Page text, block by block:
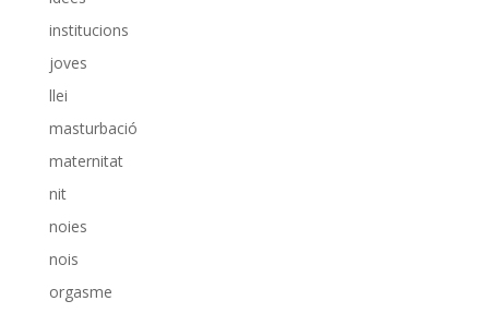
institucions
joves
llei
masturbació
maternitat
nit
noies
nois
orgasme